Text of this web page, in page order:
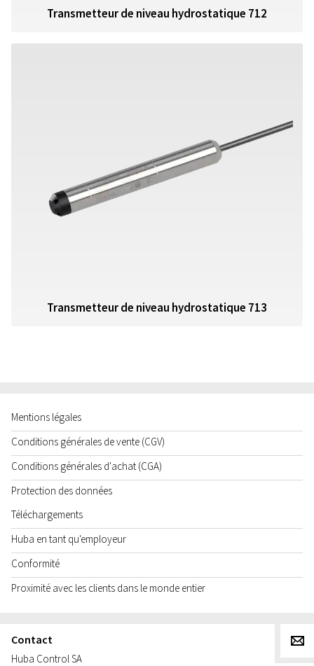
Transmetteur de niveau hydrostatique 712
Transmetteur de niveau hydrostatique 713
Mentions légales
Conditions générales de vente (CGV)
Conditions générales d'achat (CGA)
Protection des données
Téléchargements
Huba en tant qu'employeur
Conformité
Proximité avec les clients dans le monde entier
Contact
Huba Control SA
g